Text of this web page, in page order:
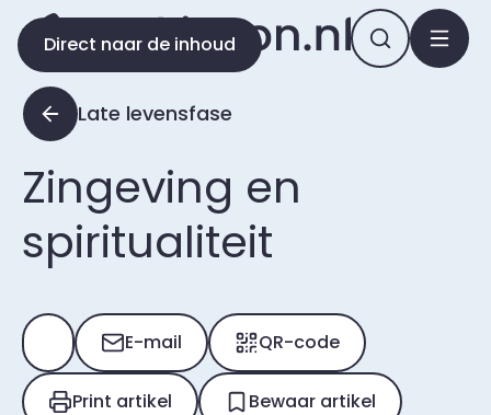
Direct naar de inhoud
Late levensfase
Zingeving en
spiritualiteit
E-mail QR-code
Print artikel Bewaar artikel